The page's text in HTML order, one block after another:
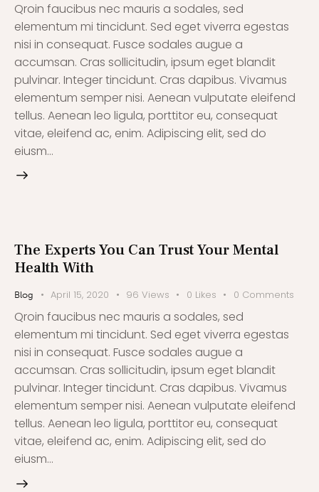
Qroin faucibus nec mauris a sodales, sed
elementum mi tincidunt. Sed eget viverra egestas
nisi in consequat. Fusce sodales augue a
accumsan. Cras sollicitudin, ipsum eget blandit
pulvinar. Integer tincidunt. Cras dapibus. Vivamus
elementum semper nisi. Aenean vulputate eleifend
tellus. Aenean leo ligula, porttitor eu, consequat
vitae, eleifend ac, enim. Adipiscing elit, sed do
eiusm…
The Experts You Can Trust Your Mental
Health With
Blog April 15, 2020 96 Views 0 Likes 0 Comments
Qroin faucibus nec mauris a sodales, sed
elementum mi tincidunt. Sed eget viverra egestas
nisi in consequat. Fusce sodales augue a
accumsan. Cras sollicitudin, ipsum eget blandit
pulvinar. Integer tincidunt. Cras dapibus. Vivamus
elementum semper nisi. Aenean vulputate eleifend
tellus. Aenean leo ligula, porttitor eu, consequat
vitae, eleifend ac, enim. Adipiscing elit, sed do
eiusm…